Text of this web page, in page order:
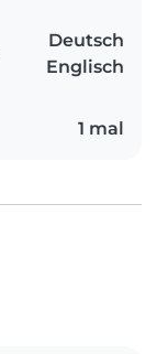
Deutsch
Englisch
1 mal